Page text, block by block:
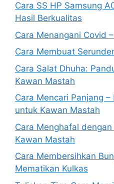
Cara SS HP Samsung
Hasil Berkualitas
Cara Menangani Covid
Cara Membuat
Cara Salat Dhuha:
Kawan Mastah
Cara Mencari Panjang
untuk Kawan Mastah
Cara Menghafal
Kawan Mastah
Cara Membersihkan
Mematikan Kulkas